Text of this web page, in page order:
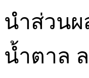
นำส่วนผ
น้ำตาล